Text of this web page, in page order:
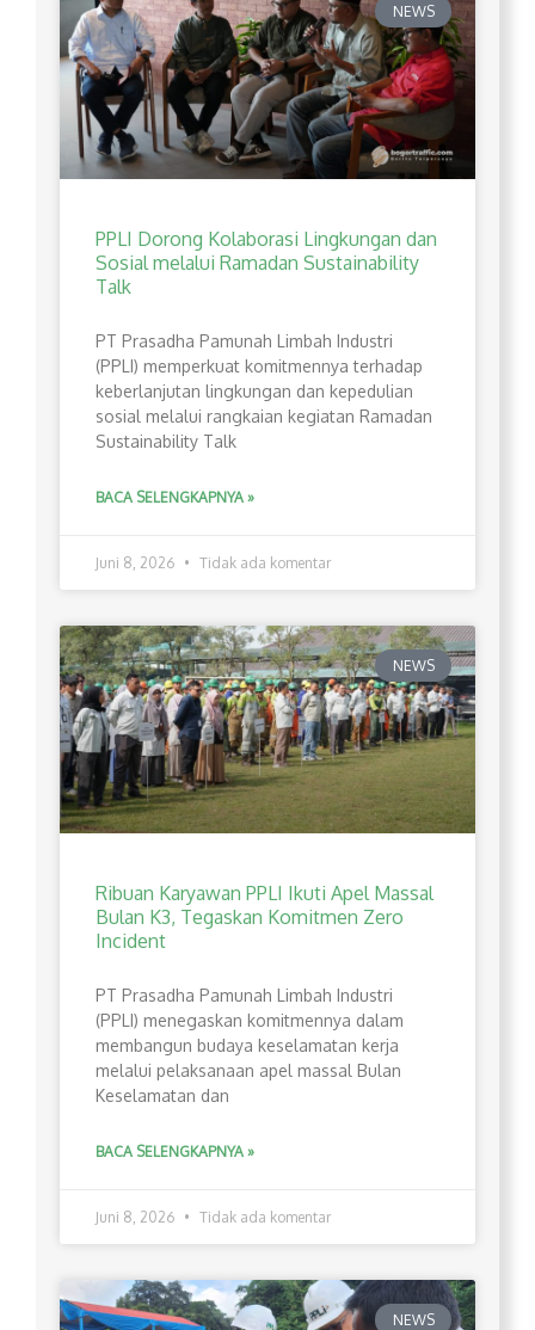
NEWS
PPLI Dorong Kolaborasi Lingkungan dan
Sosial melalui Ramadan Sustainability
Talk
PT Prasadha Pamunah Limbah Industri
(PPLI) memperkuat komitmennya terhadap
keberlanjutan lingkungan dan kepedulian
sosial melalui rangkaian kegiatan Ramadan
Sustainability Talk
BACA SELENGKAPNYA »
Juni 8, 2026 Tidak ada komentar
NEWS
Ribuan Karyawan PPLI Ikuti Apel Massal
Bulan K3, Tegaskan Komitmen Zero
Incident
PT Prasadha Pamunah Limbah Industri
(PPLI) menegaskan komitmennya dalam
membangun budaya keselamatan kerja
melalui pelaksanaan apel massal Bulan
Keselamatan dan
BACA SELENGKAPNYA »
Juni 8, 2026 Tidak ada komentar
NEWS